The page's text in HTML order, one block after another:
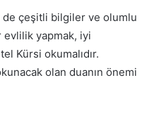
de çeşitli bilgiler ve olumlu
evlilik yapmak, iyi
Kürsi okumalıdır.
olan duanın önemi